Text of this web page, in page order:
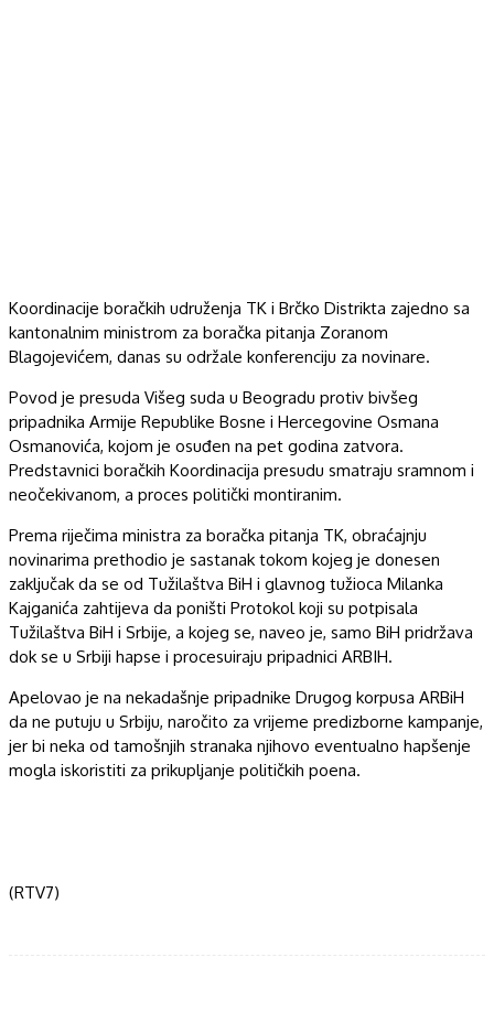
Koordinacije boračkih udruženja TK i Brčko Distrikta zajedno sa
kantonalnim ministrom za boračka pitanja Zoranom
Blagojevićem, danas su održale konferenciju za novinare.
Povod je presuda Višeg suda u Beogradu protiv bivšeg
pripadnika Armije Republike Bosne i Hercegovine Osmana
Osmanovića, kojom je osuđen na pet godina zatvora.
Predstavnici boračkih Koordinacija presudu smatraju sramnom i
neočekivanom, a proces politički montiranim.
Prema riječima ministra za boračka pitanja TK, obraćajnju
novinarima prethodio je sastanak tokom kojeg je donesen
zaključak da se od Tužilaštva BiH i glavnog tužioca Milanka
Kajganića zahtijeva da poništi Protokol koji su potpisala
Tužilaštva BiH i Srbije, a kojeg se, naveo je, samo BiH pridržava
dok se u Srbiji hapse i procesuiraju pripadnici ARBIH.
Apelovao je na nekadašnje pripadnike Drugog korpusa ARBiH
da ne putuju u Srbiju, naročito za vrijeme predizborne kampanje,
jer bi neka od tamošnjih stranaka njihovo eventualno hapšenje
mogla iskoristiti za prikupljanje političkih poena.
(RTV7)